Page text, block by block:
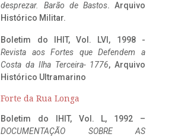
desprezar. Barão de Bastos. Arquivo
Histórico Militar.
Boletim do IHIT, Vol. LVI, 1998 -
Revista aos Fortes que Defendem a
Costa da Ilha Terceira- 1776, Arquivo
Histórico Ultramarino
Forte da Rua Longa
Boletim do IHIT, Vol. L, 1992 –
DOCUMENTAÇÃO SOBRE AS